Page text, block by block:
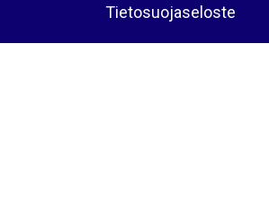
Tietosuojaseloste